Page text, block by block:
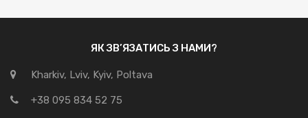
ЯК ЗВ’ЯЗАТИСЬ З НАМИ?
Kharkiv, Lviv, Kyiv, Poltava
+38 095 834 52 75